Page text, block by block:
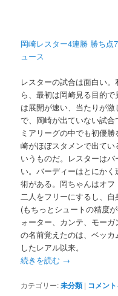
岡崎レスター4連勝 勝ち点
ュース
レスターの試合は面白い
ら、最初は岡崎見る目的
は展開が速い、当たりが
で、岡崎が出ていない試
ミアリーグの中でも初優
崎がほぼスタメンで出て
いうものだ。レスターは
い。バーディーはとにか
術がある。岡ちゃんはオ
二人をフリーにするし、自
(もちっとシュートの精度
ォーター、カンテ、モー
の名前覚えたのは、ベッ
したレアル以来。
続きを読む →
カテゴリー:未分類 | コメン